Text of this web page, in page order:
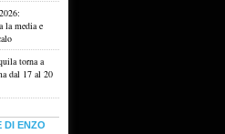
la media e
torna a
dal 17 al 20
DI ENZO